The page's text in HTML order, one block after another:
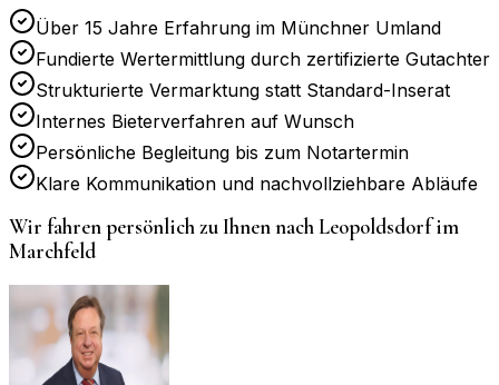
Über 15 Jahre Erfahrung im Münchner Umland
Fundierte Wertermittlung durch zertifizierte Gutachter
Strukturierte Vermarktung statt Standard-Inserat
Internes Bieterverfahren auf Wunsch
Persönliche Begleitung bis zum Notartermin
Klare Kommunikation und nachvollziehbare Abläufe
Wir fahren persönlich zu Ihnen nachLeopoldsdorf im
Marchfeld